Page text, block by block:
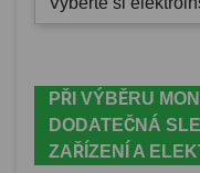
PŘI VÝBĚRU
DODATEČNÁ
ZAŘÍZENÍ A